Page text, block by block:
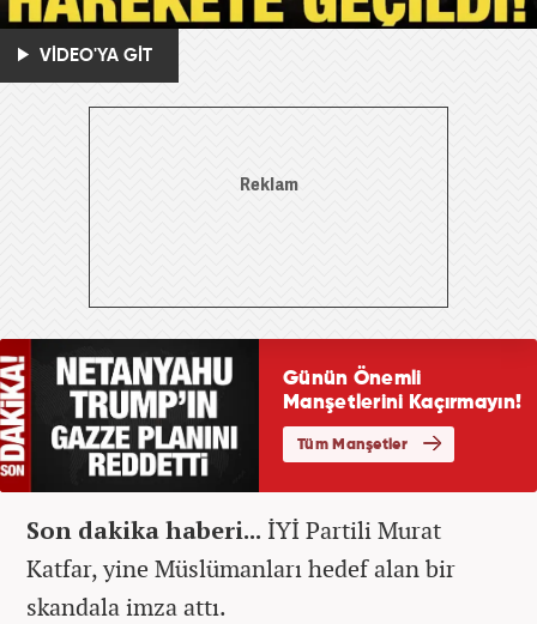
VİDEO'YA GİT
Son dakika haberi... İYİ Partili Murat
Katfar, yine Müslümanları hedef alan bir
skandala imza attı.